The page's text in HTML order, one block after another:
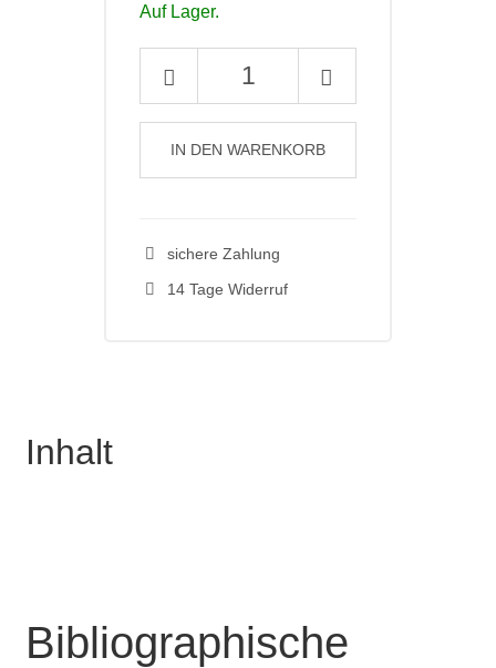
Auf Lager.
Pädagogik
2010
–
24
Menge
IN DEN WARENKORB
sichere Zahlung
14 Tage Widerruf
Inhalt
Bibliographische